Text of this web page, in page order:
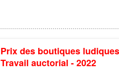
Prix des boutiques
Travail auctorial - 2022